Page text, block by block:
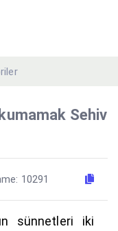
Sehiv
10291
sünnetleri iki